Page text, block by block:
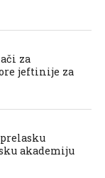
za
jeftinije za
akademiju